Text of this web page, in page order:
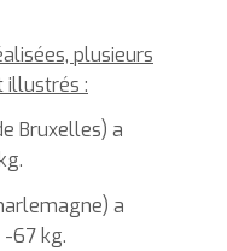
plusieurs
illustrés :
Bruxelles) a
a
67 kg.